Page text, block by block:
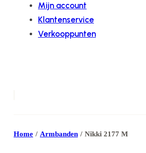
Mijn account
Klantenservice
Verkooppunten
Home / Armbanden / Nikki 2177 M